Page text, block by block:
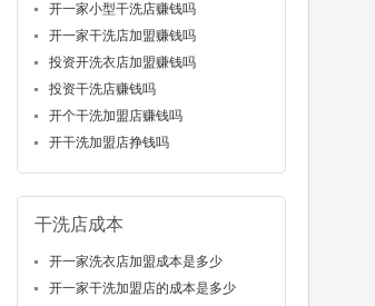
开一家小型干洗店赚钱吗
开一家干洗店加盟赚钱吗
投资开洗衣店加盟赚钱吗
投资干洗店赚钱吗
开个干洗加盟店赚钱吗
开干洗加盟店挣钱吗
干洗店成本
开一家洗衣店加盟成本是多少
开一家干洗加盟店的成本是多少